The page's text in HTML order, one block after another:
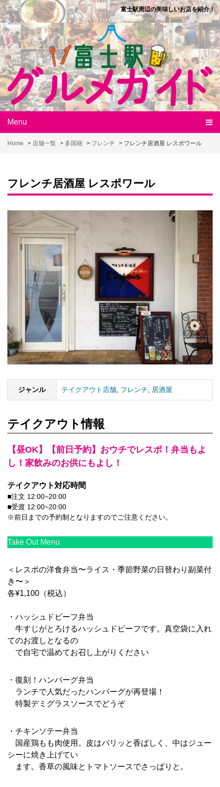
Skip
to
content
富士駅周辺の美味しいお店を紹介！
Menu
Home > 店舗一覧 > 多国籍 > フレンチ > フレンチ居酒屋 レスポワール
フレンチ居酒屋 レスポワール
ジャンル テイクアウト店舗 フレンチ 居酒屋
テイクアウト情報
【昼OK】【前日予約】おウチでレスポ！弁当もよ
し！家飲みのお供にもよし！
テイクアウト対応時間
■注文 12:00~20:00
■受渡 12:00~20:00
※前日までの予約制となりますのでご注意ください。
Take Out Menu
＜レスポの洋食弁当〜ライス・季節野菜の日替わり副菜付
き〜＞
各¥1,100（税込）
・ハッシュドビーフ弁当
牛すじがとろけるハッシュドビーフです。真空袋に入れ
てのお渡しとなるの
で自宅で温めてお召し上がりください
・復刻！ハンバーグ弁当
ランチで人気だったハンバーグが再登場！
特製デミグラスソースでどうぞ
・チキンソテー弁当
国産鶏もも肉使用。皮はパリッと香ばしく、中はジュー
シーに焼き上げてい
ます。香草の風味とトマトソースでさっぱりと。